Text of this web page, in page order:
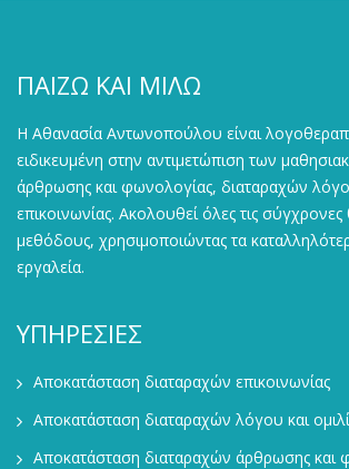
ΠΑΙΖΩ ΚΑΙ ΜΙΛΩ
Η Αθανασία Αντωνοπούλου είναι
ειδικευμένη στην αντιμετώπιση των
άρθρωσης και φωνολογίας, διαταραχών
επικοινωνίας. Ακολουθεί όλες τις σύγχρονες
μεθόδους, χρησιμοποιώντας τα
εργαλεία.
ΥΠΗΡΕΣΙΕΣ
Αποκατάσταση διαταραχών επικοινωνίας
Αποκατάσταση διαταραχών λόγου και
Αποκατάσταση διαταραχών άρθρωσης και